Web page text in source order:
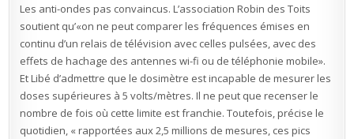
Les anti-ondes pas convaincus. L’association Robin des Toits
soutient qu’«on ne peut comparer les fréquences émises en
continu d’un relais de télévision avec celles pulsées, avec des
effets de hachage des antennes wi-fi ou de téléphonie mobile».
Et Libé d’admettre que le dosimètre est incapable de mesurer les
doses supérieures à 5 volts/mètres. Il ne peut que recenser le
nombre de fois où cette limite est franchie. Toutefois, précise le
quotidien, « rapportées aux 2,5 millions de mesures, ces pics